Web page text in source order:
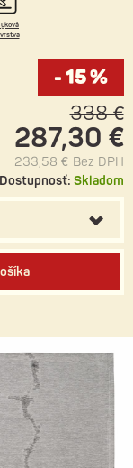
Dostupnosť: Skladom
- 15 %
338 €
287,30 €
233,58 € Bez DPH